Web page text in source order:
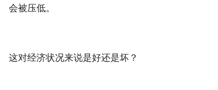
会被压低。
这对经济状况来说是好还是坏？